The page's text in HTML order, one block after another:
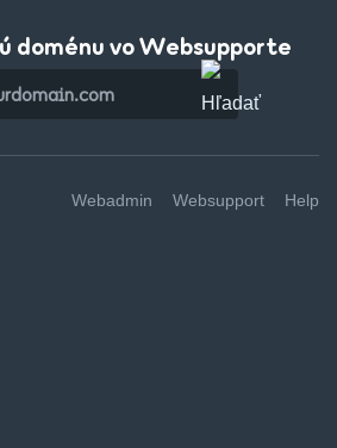
doménu vo Websupporte
Webadmin Websupport Help